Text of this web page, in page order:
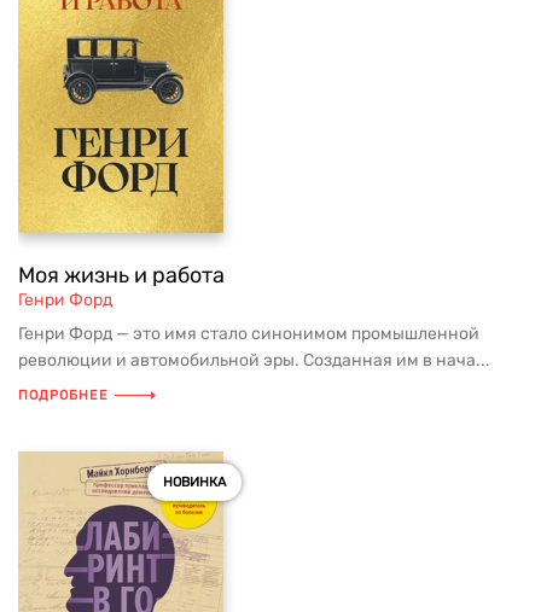
Моя жизнь и работа
Генри Форд
Генри Форд — это имя стало синонимом промышленной
революции и автомобильной эры. Созданная им в нача...
ПОДРОБНЕЕ
НОВИНКА